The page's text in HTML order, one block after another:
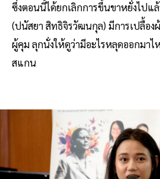
ซึ่งตอนนี้ได้ยกเลิกการขึ้นขาหยั่งไปแ
(ปนัสยา สิทธิจิรวัฒนกุล) มีการเปลื้อ
ผู้คุม ลุกนั่งให้ดูว่ามีอะไรหลุดออกมาไ
สแกน